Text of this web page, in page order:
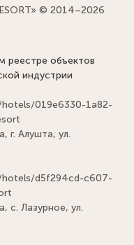
© 2014–2026
реестре объектов
индустрии
019e6330-1a82-
г. Алушта, ул.
d5f294cd-c607-
с. Лазурное, ул.